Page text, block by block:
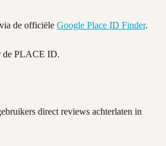
de officiële Google Place ID Finder.
de PLACE ID.
direct reviews achterlaten in